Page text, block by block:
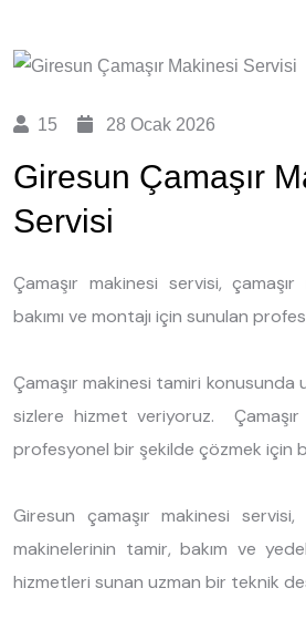
15 28 Ocak 2026
Giresun Çamaşır
Servisi
Çamaşır makinesi servisi, çamaşır
bakımı ve montajı için sunulan
Çamaşır makinesi tamiri konusunda
sizlere hizmet veriyoruz. Çamaşır
profesyonel bir şekilde çözmek için
Giresun çamaşır makinesi
makinelerinin tamir, bakım ve
hizmetleri sunan uzman bir teknik